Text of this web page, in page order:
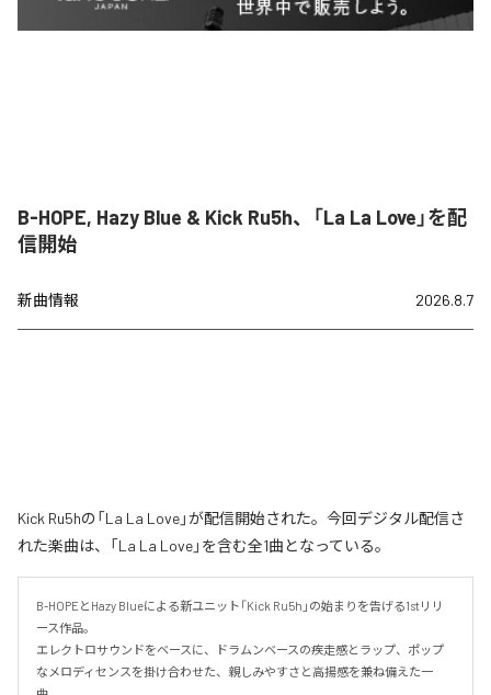
B-HOPE, Hazy Blue & Kick Ru5h、「La La Love」を配
信開始
新曲情報 2026.8.7
Kick Ru5hの「La La Love」が配信開始された。今回デジタル配信さ
れた楽曲は、「La La Love」を含む全1曲となっている。
B-HOPEとHazy Blueによる新ユニット「Kick Ru5h」の始まりを告げる1stリリ
ース作品。
エレクトロサウンドをベースに、ドラムンベースの疾走感とラップ、ポップ
なメロディセンスを掛け合わせた、親しみやすさと高揚感を兼ね備えた一